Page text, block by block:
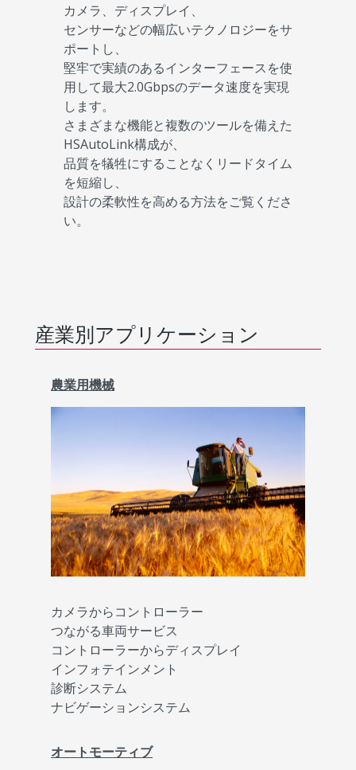
カメラ、ディスプレイ、
センサーなどの幅広いテクノロジーをサ
ポートし、
堅牢で実績のあるインターフェースを使
用して最大2.0Gbpsのデータ速度を実現
します。
さまざまな機能と複数のツールを備えた
HSAutoLink構成が、
品質を犠牲にすることなくリードタイム
を短縮し、
設計の柔軟性を高める方法をご覧くださ
い。
産業別アプリケーション
農業用機械
カメラからコントローラー
つながる車両サービス
コントローラーからディスプレイ
インフォテインメント
診断システム
ナビゲーションシステム
オートモーティブ